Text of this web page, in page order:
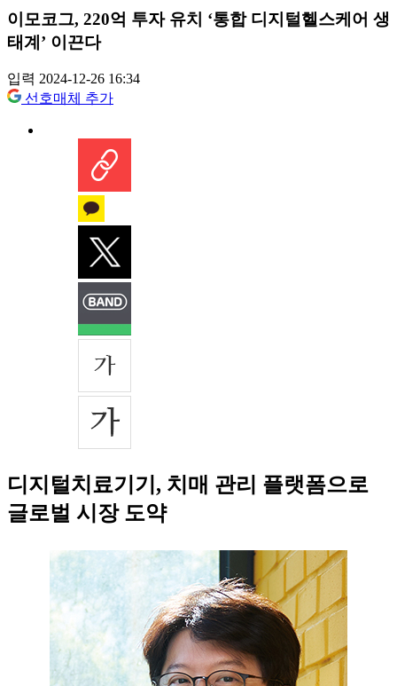
이모코그, 220억 투자 유치 ‘통합 디지털헬스케어 생
태계’ 이끈다
입력 2024-12-26 16:34
선호매체 추가
디지털치료기기, 치매 관리 플랫폼으로
글로벌 시장 도약